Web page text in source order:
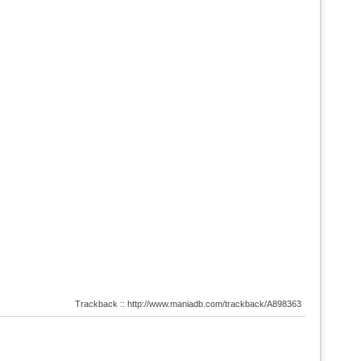
Trackback :: http://www.maniadb.com/trackback/A898363